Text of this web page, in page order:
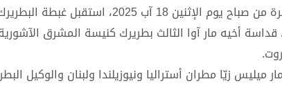
في تمام الساعة الحادية عشرة من صباح يوم
قداسة أخيه مار آوا الثالث بطريرك كنيسة المشرق
ميليس زيّا مطران أستراليا ونيوزيلندا ولبنان والوكيل